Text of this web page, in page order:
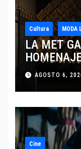
Cultura MODA
LA MET
DEL
AGOSTO 6,
Cine